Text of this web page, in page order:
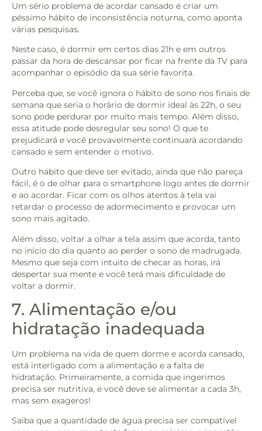
Um sério problema de acordar cansado é criar um
péssimo hábito de inconsistência noturna, como aponta
várias pesquisas.
Neste caso, é dormir em certos dias 21h e em outros
passar da hora de descansar por ficar na frente da TV para
acompanhar o episódio da sua série favorita.
Perceba que, se você ignora o hábito de sono nos finais de
semana que seria o horário de dormir ideal às 22h, o seu
sono pode perdurar por muito mais tempo. Além disso,
essa atitude pode desregular seu sono! O que te
prejudicará e você provavelmente continuará acordando
cansado e sem entender o motivo.
Outro hábito que deve ser evitado, ainda que não pareça
fácil, é o de olhar para o smartphone logo antes de dormir
e ao acordar. Ficar com os olhos atentos à tela vai
retardar o processo de adormecimento e provocar um
sono mais agitado.
Além disso, voltar a olhar a tela assim que acorda, tanto
no início do dia quanto ao perder o sono de madrugada.
Mesmo que seja com intuito de checar as horas, irá
despertar sua mente e você terá mais dificuldade de
voltar a dormir.
7. Alimentação e/ou
hidratação inadequada
Um problema na vida de quem dorme e acorda cansado,
está interligado com a alimentação e a falta de
hidratação. Primeiramente, a comida que ingerimos
precisa ser nutritiva, e você deve se alimentar a cada 3h,
mas sem exageros!
Saiba que a quantidade de água precisa ser compatível